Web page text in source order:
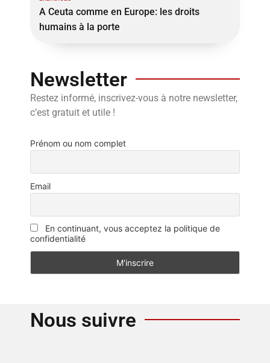
A Ceuta comme en Europe: les droits
humains à la porte
Newsletter
Restez informé, inscrivez-vous à notre newsletter,
c’est gratuit et utile !
Prénom ou nom complet
Email
En continuant, vous acceptez la politique de
confidentialité
Nous suivre